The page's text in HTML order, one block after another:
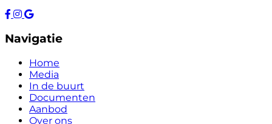
Navigatie
Home
Media
In de buurt
Documenten
Aanbod
Over ons